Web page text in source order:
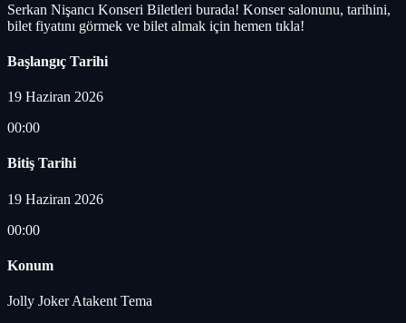
Serkan Nişancı Konseri Biletleri burada! Konser salonunu, tarihini,
bilet fiyatını görmek ve bilet almak için hemen tıkla!
Başlangıç Tarihi
19 Haziran 2026
00:00
Bitiş Tarihi
19 Haziran 2026
00:00
Konum
Jolly Joker Atakent Tema